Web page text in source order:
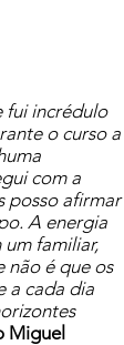
fui incrédulo
o curso a
com a
posso afirmar
A energia
familiar,
não é que os
a cada dia
Miguel